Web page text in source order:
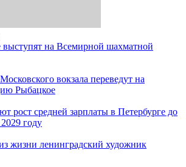
на Всемирной шахматной
вокзала переведут на
Рыбацкое
рост средней зарплаты в Петербурге до
году
жизни ленинградский художник